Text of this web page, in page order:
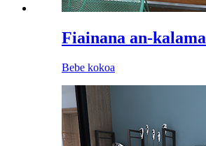
Fiainana an-
Bebe kokoa